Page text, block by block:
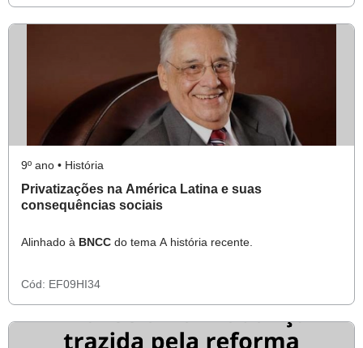
9º ano • História
Privatizações na América Latina e suas
consequências sociais
Alinhado à BNCC do tema A história recente.
Cód: EF09HI34